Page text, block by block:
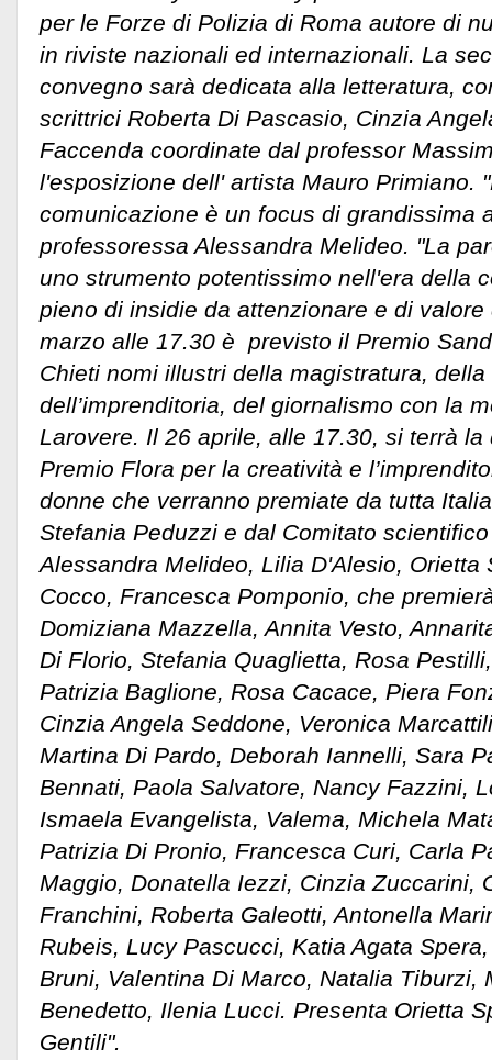
per le Forze di Polizia di Roma autore di
in riviste nazionali ed internazionali. La
convegno sarà dedicata alla letteratura,
scrittrici Roberta Di Pascasio, Cinzia
Faccenda coordinate dal professor
l'esposizione dell' artista Mauro Primiano.
comunicazione è un focus di grandissima
professoressa Alessandra Melideo. "La
uno strumento potentissimo nell'era della
pieno di insidie da attenzionare e di
marzo alle 17.30 è previsto il Premio
Chieti nomi illustri della magistratura, della
dell’imprenditoria, del giornalismo con la
Larovere. Il 26 aprile, alle 17.30, si terrà
Premio Flora per la creatività e
donne che verranno premiate da tutta
Stefania Peduzzi e dal Comitato
Alessandra Melideo, Lilia D'Alesio, Orietta
Cocco, Francesca Pomponio, che
Domiziana Mazzella, Annita Vesto,
Di Florio, Stefania Quaglietta, Rosa
Patrizia Baglione, Rosa Cacace, Piera
Cinzia Angela Seddone, Veronica
Martina Di Pardo, Deborah Iannelli, Sara
Bennati, Paola Salvatore, Nancy Fazzini,
Ismaela Evangelista, Valema, Michela
Patrizia Di Pronio, Francesca Curi, Carla
Maggio, Donatella Iezzi, Cinzia Zuccarini,
Franchini, Roberta Galeotti, Antonella
Rubeis, Lucy Pascucci, Katia Agata
Bruni, Valentina Di Marco, Natalia Tiburzi,
Benedetto, Ilenia Lucci. Presenta Orietta
Gentili".